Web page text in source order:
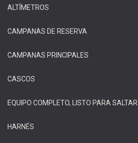
ALTÍMETROS
CAMPANAS DE RESERVA
CAMPANAS PRINCIPALES
CASCOS
EQUIPO COMPLETO, LISTO PARA SALTAR
HARNÉS